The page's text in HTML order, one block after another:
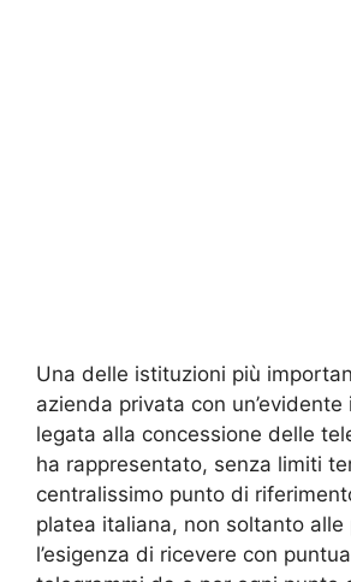
Una delle istituzioni più
azienda privata con
legata alla concessione delle
ha rappresentato, senza limiti
centralissimo punto di
platea italiana, non soltanto alle
l’esigenza di ricevere con